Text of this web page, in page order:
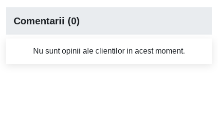
Comentarii (0)
Nu sunt opinii ale clientilor in acest moment.